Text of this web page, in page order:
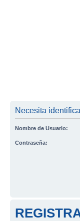
Necesita
Nombre de Usuario:
Contraseña: